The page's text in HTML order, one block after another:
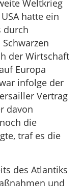
Weltkrieg
hatte ein
durch
der Wirtschaft
Europa
infolge der
Vertrag
davon
die
traf es die
des Atlantiks
und